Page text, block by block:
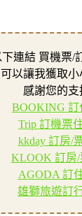
連結 買機票/
可以讓我獲取小
感謝您的支
BOOKING 訂
Trip 訂機票
kkday 訂房/
KLOOK 訂房/
AGODA 訂
雄獅旅遊訂